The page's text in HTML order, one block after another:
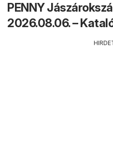
PENNY
2026.08.06. –